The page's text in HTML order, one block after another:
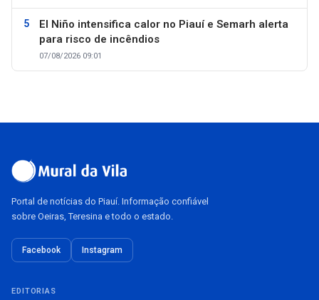
El Niño intensifica calor no Piauí e Semarh alerta
para risco de incêndios
07/08/2026 09:01
Portal de notícias do Piauí. Informação confiável
sobre Oeiras, Teresina e todo o estado.
Facebook Instagram
EDITORIAS